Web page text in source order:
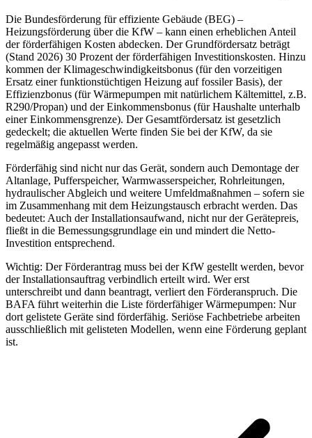
Die Bundesförderung für effiziente Gebäude (BEG) –
Heizungsförderung über die KfW – kann einen erheblichen Anteil
der förderfähigen Kosten abdecken. Der Grundfördersatz beträgt
(Stand 2026) 30 Prozent der förderfähigen Investitionskosten. Hinzu
kommen der Klimageschwindigkeitsbonus (für den vorzeitigen
Ersatz einer funktionstüchtigen Heizung auf fossiler Basis), der
Effizienzbonus (für Wärmepumpen mit natürlichem Kältemittel, z.B.
R290/Propan) und der Einkommensbonus (für Haushalte unterhalb
einer Einkommensgrenze). Der Gesamtfördersatz ist gesetzlich
gedeckelt; die aktuellen Werte finden Sie bei der KfW, da sie
regelmäßig angepasst werden.
Förderfähig sind nicht nur das Gerät, sondern auch Demontage der
Altanlage, Pufferspeicher, Warmwasserspeicher, Rohrleitungen,
hydraulischer Abgleich und weitere Umfeldmaßnahmen – sofern sie
im Zusammenhang mit dem Heizungstausch erbracht werden. Das
bedeutet: Auch der Installationsaufwand, nicht nur der Gerätepreis,
fließt in die Bemessungsgrundlage ein und mindert die Netto-
Investition entsprechend.
Wichtig: Der Förderantrag muss bei der KfW gestellt werden, bevor
der Installationsauftrag verbindlich erteilt wird. Wer erst
unterschreibt und dann beantragt, verliert den Förderanspruch. Die
BAFA führt weiterhin die Liste förderfähiger Wärmepumpen: Nur
dort gelistete Geräte sind förderfähig. Seriöse Fachbetriebe arbeiten
ausschließlich mit gelisteten Modellen, wenn eine Förderung geplant
ist.